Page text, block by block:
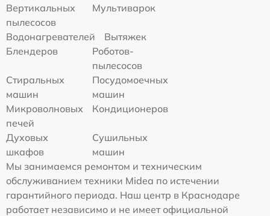
Вертикальных
пылесосов
Мультиварок
Водонагревателей
Вытяжек
Блендеров
Роботов-
пылесосов
Стиральных
машин
Посудомоечных
машин
Микроволновых
печей
Кондиционеров
Духовых
шкафов
Сушильных
машин
Мы занимаемся ремонтом и техническим
обслуживанием техники Midea по истечении
гарантийного периода. Наш центр в Краснодаре
работает независимо и не имеет официальной